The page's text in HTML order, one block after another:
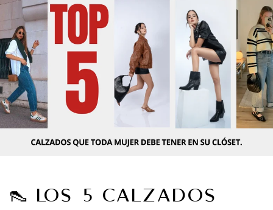
👠 LOS 5 CALZADOS